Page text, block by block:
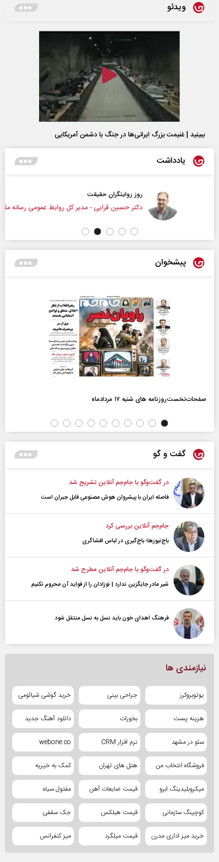
ویدئو
ببینید | غنیمت بزرگ ایرانی‌ها در جنگ با دشمن آمریکایی
یادداشت
روز روایتگران حقیقت
دکتر حسین قرایی - مدیر کل روابط عمومی رسانه ملی
پیشخوان
صفحات‌نخست‌روزنامه ها‌ی شنبه ۱۷ مردادماه
گفت و گو
در گفت‌و‌گو با جام‌جم آنلاین تشریح شد
فاصله ایران با پیشرو‌ان هوش مصنوعی قابل جبران است
جام‌جم آنلاین بررسی کرد
باج‌نیوزها؛ باج‌گیری در لباس افشاگری
در گفت‌و‌گو با جام‌جم آنلاین مطرح شد
شیر مادر جایگزین ندارد | نوزادان را از فواید آن محروم نکنیم
فرهنگ اهدای خون باید نسل به نسل منتقل شود
نیازمندی ها
یوتوبروکرز جراحی بینی خرید گوشی شیائومی
هزینه پست بخورات دانلود آهنگ جدید
سئو در مشهد نرم افزار CRM webone.co
فروشگاه انتخاب من هتل های تهران کمک به خیریه
میکروبلیدینگ ابرو قیمت ضایعات آهن مفتول سیاه
کوچینگ سازمانی قیمت هبلکس جک سقفی
خرید میز اداری مدرن قیمت میلگرد میز کنفرانس